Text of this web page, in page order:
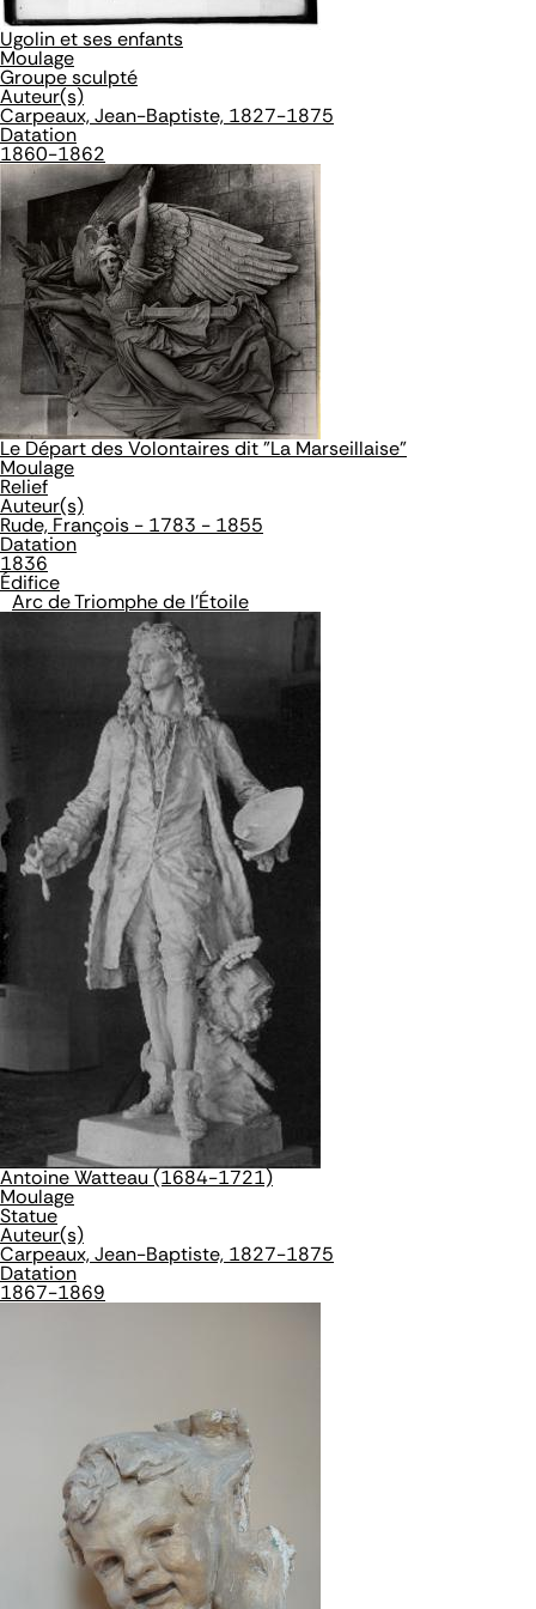
Ugolin et ses enfants
Moulage
Groupe sculpté
Auteur(s)
Carpeaux, Jean-Baptiste, 1827-1875
Datation
1860-1862
Le Départ des Volontaires dit "La Marseillaise"
Moulage
Relief
Auteur(s)
Rude, François - 1783 - 1855
Datation
1836
Édifice
Arc de Triomphe de l'Étoile
Antoine Watteau (1684-1721)
Moulage
Statue
Auteur(s)
Carpeaux, Jean-Baptiste, 1827-1875
Datation
1867-1869